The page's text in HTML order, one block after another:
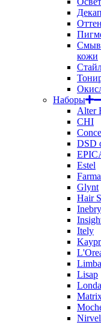
кожи
Наборы
Alter
CHI
DSD
Estel
Glynt
Hair
Itely
Limba
Lisap